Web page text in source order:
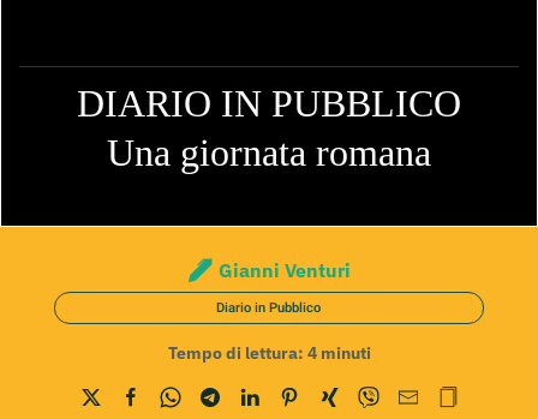
DIARIO IN PUBBLICO
Una giornata romana
Gianni Venturi
Diario in Pubblico
Tempo di lettura: 4 minuti